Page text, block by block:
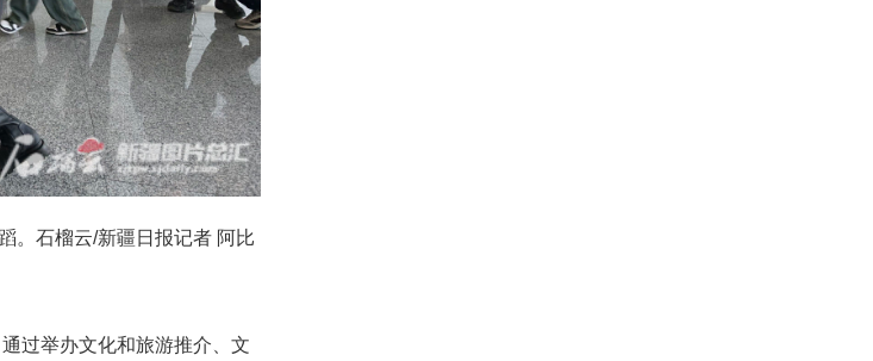
。石榴云/新疆日报记者 阿比
过举办文化和旅游推介、文